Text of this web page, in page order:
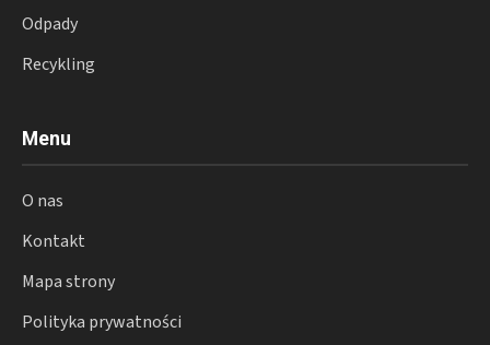
Odpady
Recykling
Menu
O nas
Kontakt
Mapa strony
Polityka prywatności